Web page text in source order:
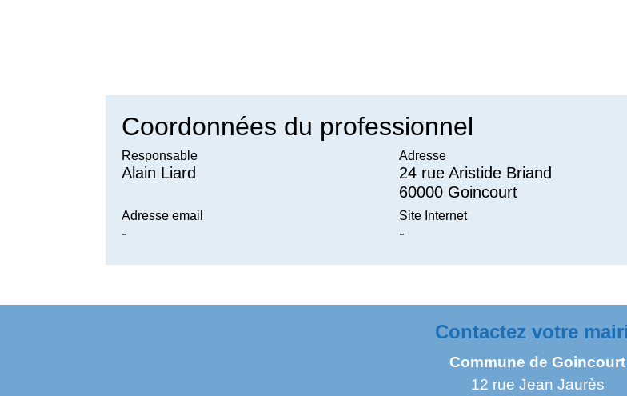
Coordonnées du professionnel
Responsable
Alain Liard
Adresse
24 rue Aristide Briand
60000 Goincourt
Adresse email
-
Site Internet
-
Contactez votre
Commune de Goincourt
12 rue Jean Jaurès